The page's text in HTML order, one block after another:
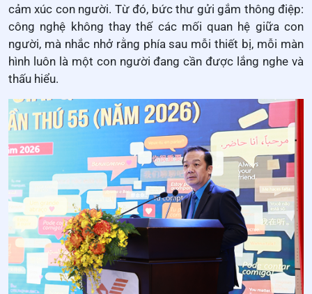
cảm xúc con người. Từ đó, bức thư gửi gắm thông điệp:
công nghệ không thay thế các mối quan hệ giữa con
người, mà nhắc nhở rằng phía sau mỗi thiết bị, mỗi màn
hình luôn là một con người đang cần được lắng nghe và
thấu hiểu.